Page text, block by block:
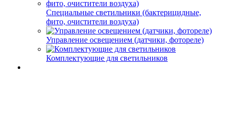
Специальные светильники (бактерицидные,
фито, очистители воздуха)
Управление освещением (датчики, фотореле)
Комплектующие для светильников